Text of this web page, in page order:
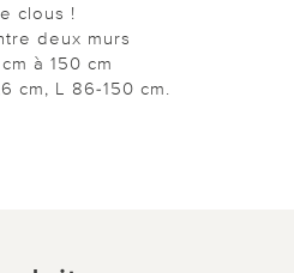
clous !
deux murs
à 150 cm
cm, L 86-150 cm.